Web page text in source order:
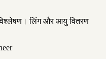
विश्लेषण। लिंग और आयु वितरण